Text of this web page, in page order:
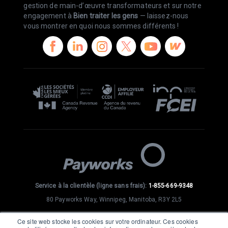
Ce site web stocke les cookies sur votre ordinateur. Ces cookies
gestion de main-d’œuvre transformateurs et sur notre
engagement à Bien traiter les gens — laissez-nous
vous montrer en quoi nous sommes différents !
Service à la clientèle (ligne sans frais): 1-855-669-9348
80 Payworks Way, Winnipeg, Manitoba, R3Y 2L5
SE CONNECTER